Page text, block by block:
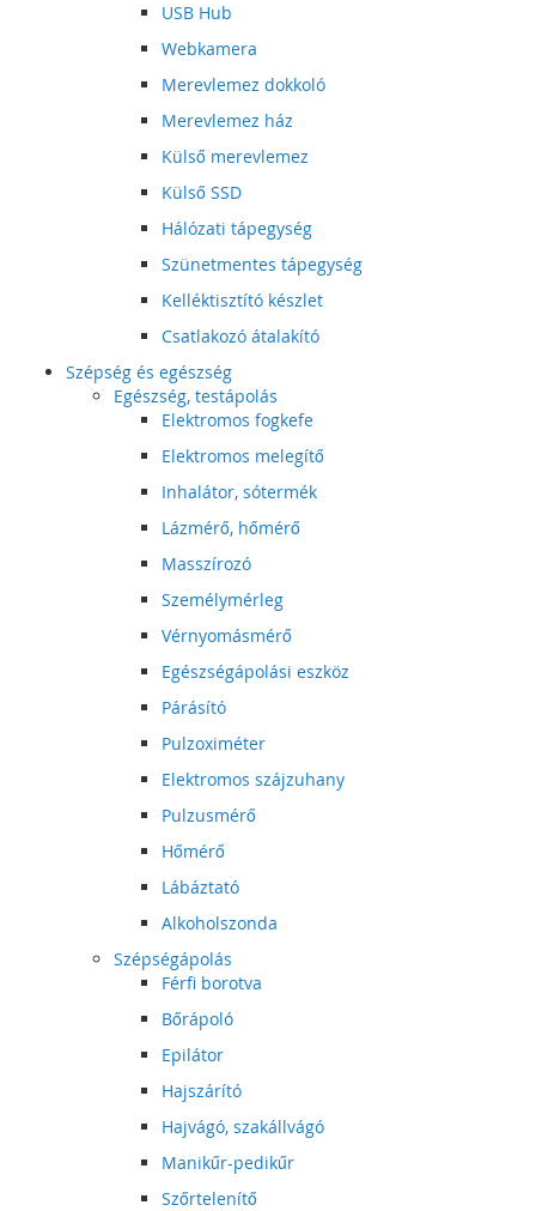
USB Hub
Webkamera
Merevlemez dokkoló
Merevlemez ház
Külső merevlemez
Külső SSD
Hálózati tápegység
Szünetmentes tápegység
Kelléktisztító készlet
Csatlakozó átalakító
Szépség és egészség
Egészség, testápolás
Elektromos fogkefe
Elektromos melegítő
Inhalátor, sótermék
Lázmérő, hőmérő
Masszírozó
Személymérleg
Vérnyomásmérő
Egészségápolási eszköz
Párásító
Pulzoximéter
Elektromos szájzuhany
Pulzusmérő
Hőmérő
Lábáztató
Alkoholszonda
Szépségápolás
Férfi borotva
Bőrápoló
Epilátor
Hajszárító
Hajvágó, szakállvágó
Manikűr-pedikűr
Szőrtelenítő